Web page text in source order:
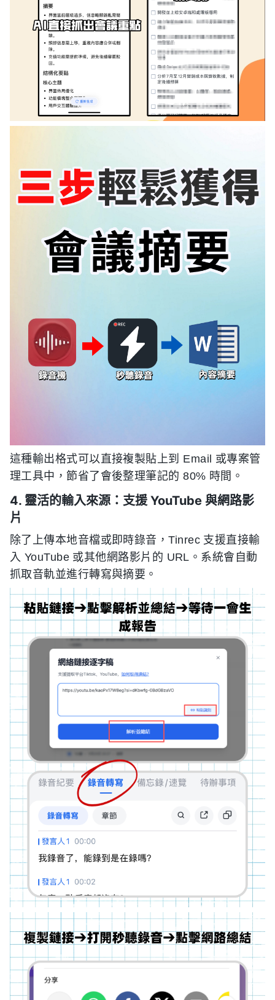
這種輸出格式可以直接複製貼上到 Email 或專案管
理工具中，節省了會後整理筆記的 80% 時間。
4. 靈活的輸入來源：支援 YouTube 與網路影
片
除了上傳本地音檔或即時錄音，Tinrec 支援直接輸
入 YouTube 或其他網路影片的 URL。系統會自動
抓取音軌並進行轉寫與摘要。